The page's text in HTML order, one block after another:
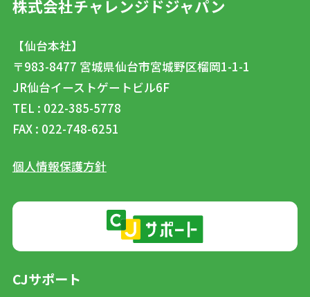
株式会社チャレンジドジャパン
【仙台本社】
〒983-8477 宮城県仙台市宮城野区榴岡1-1-1
JR仙台イーストゲートビル6F
TEL : 022-385-5778
FAX : 022-748-6251
個人情報保護方針
CJサポート